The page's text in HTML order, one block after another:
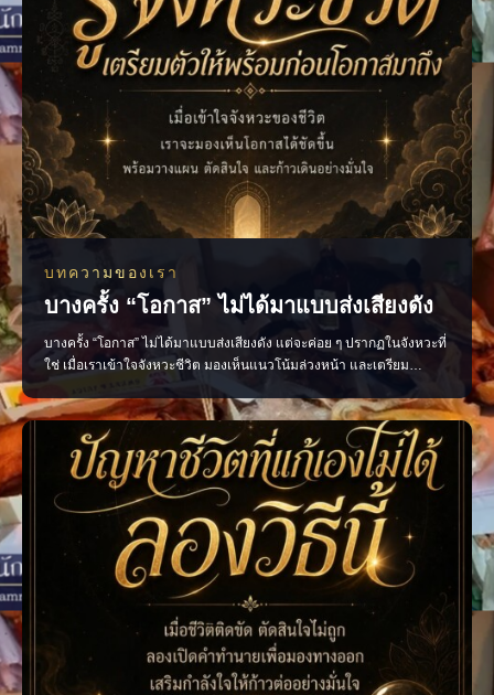
บทความของเรา
บางครั้ง “โอกาส” ไม่ได้มาแบบส่งเสียงดัง
บางครั้ง “โอกาส” ไม่ได้มาแบบส่งเสียงดัง แต่จะค่อย ๆ ปรากฏในจังหวะที่
ใช่ เมื่อเราเข้าใจจังหวะชีวิต มองเห็นแนวโน้มล่วงหน้า และเตรียม
ตัวอย่างมีสติ การตัดสินใจก็จะชัดเจนขึ้น พร้อมรับโอกาสใหม่ ๆ ด้วย
ความมั่นใจ เปิดมุมมองชีวิต ผ่านการทำนายและคำแนะนำที่ช่วยให้คุณ
วางแผนได้อย่างรอบคอบ ไสยะ ทำนาย ทายทัก เสน่ห